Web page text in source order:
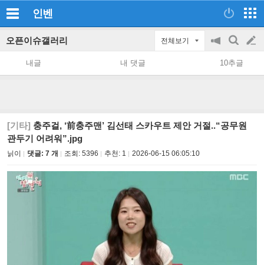
인벤
오픈이슈갤러리 전체보기
공
지
on/off
검
색
글
쓰
내글 내 댓글 10추글
[기타] 충주걸, ‘前충주맨’ 김선태 스카우트 제안 거절..“공무원
관두기 어려워”.jpg
닑이 댓글: 7 개 조회: 5396 추천: 1 2026-06-15 06:05:10